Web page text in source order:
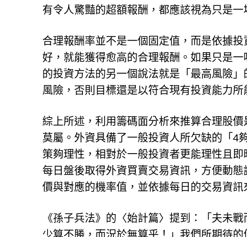
有令人驚豔的超額報酬，都應該視為只是一
合理報酬率並不是一個固定值，而是依據
好，就能獲得愈高的合理報酬。如果只是
的投資方法的另一個說法就是「最高風險
風險，否則目標還是以符合現有投資能力所
綜上所述，利用籌碼面分析來推算合理股
莫屬。外資具備了一般投資人所欠缺的「4
策夠理性，相對於一般投資者更能理性且
每日盤後取得外資買賣交易資訊，方便動
價與對應的機率值，並依據每日的交易資
《孫子兵法》的〈始計篇〉提到：「夫未
少算不勝，而況於無算乎！」我們所期待